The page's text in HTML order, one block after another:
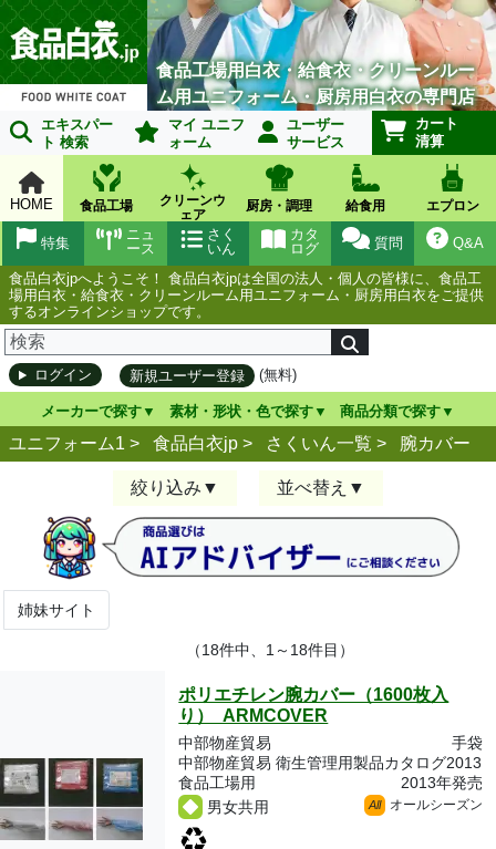
食品工場用白衣・給食衣・クリーンルー
ム用ユニフォーム・厨房用白衣の専門店
エキスパー
ト 検索
マイ ユニフ
ォーム
ユーザー
サービス
カート
清算
HOME 食品工場
クリーンウ
ェア
厨房・調理 給食用 エプロン
Q&A
質問
カタ
ログ
さく
いん
ニュ
ース
特集
食品白衣jpへようこそ！ 食品白衣jpは全国の法人・個人の皆様に、食品工
場用白衣・給食衣・クリーンルーム用ユニフォーム・厨房用白衣をご提供
するオンラインショップです。
ログイン 新規ユーザー登録 (無料)
メーカーで探す 素材・形状・色で探す 商品分類で探す
ユニフォーム1 > 食品白衣jp > さくいん一覧 > 腕カバー
絞り込み 並べ替え
姉妹サイト
（18件中、1～18件目）
ポリエチレン腕カバー（1600枚入
り） ARMCOVER
中部物産貿易
手袋
中部物産貿易 衛生管理用製品カタログ2013
食品工場用
2013年発売
男女共用
All オールシーズン